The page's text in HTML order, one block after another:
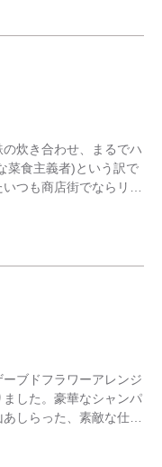
炊き合わせ、まるでハ
菜食主義者)という訳で
つも商店街でならリビ
ブドフラワーアレンジ
した。豪華なシャンパ
しらった、素敵な仕上